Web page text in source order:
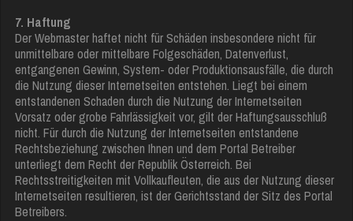
7. Haftung
Der Webmaster haftet nicht für Schäden insbesondere nicht für
unmittelbare oder mittelbare Folgeschäden, Datenverlust,
entgangenen Gewinn, System- oder Produktionsausfälle, die durch
die Nutzung dieser Internetseiten entstehen. Liegt bei einem
entstandenen Schaden durch die Nutzung der Internetseiten
Vorsatz oder grobe Fahrlässigkeit vor, gilt der Haftungsausschluß
nicht. Für durch die Nutzung der Internetseiten entstandene
Rechtsbeziehung zwischen Ihnen und dem Portal Betreiber
unterliegt dem Recht der Republik Österreich. Bei
Rechtsstreitigkeiten mit Vollkaufleuten, die aus der Nutzung dieser
Internetseiten resultieren, ist der Gerichtsstand der Sitz des Portal
Betreibers.